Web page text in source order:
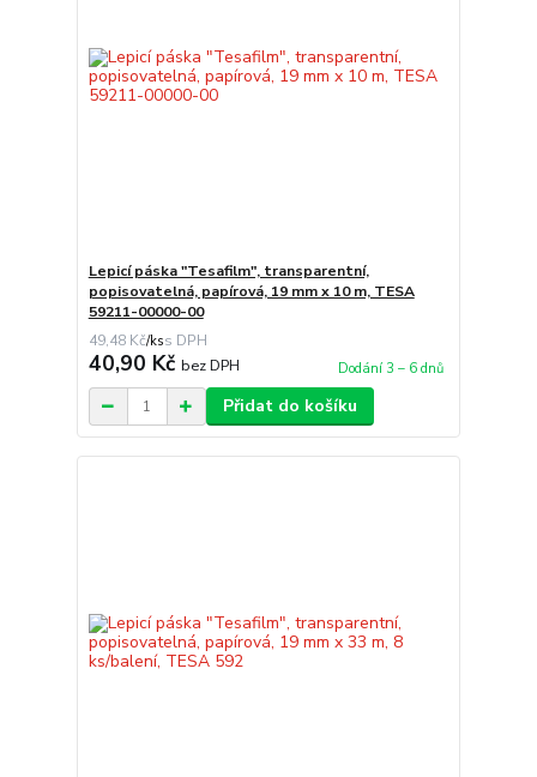
Lepicí páska "Tesafilm", transparentní,
popisovatelná, papírová, 19 mm x 10 m, TESA
59211-00000-00
49,48 Kč/ks
40,90 Kč bez DPH Dodání 3 – 6 dnů
Přidat do košíku